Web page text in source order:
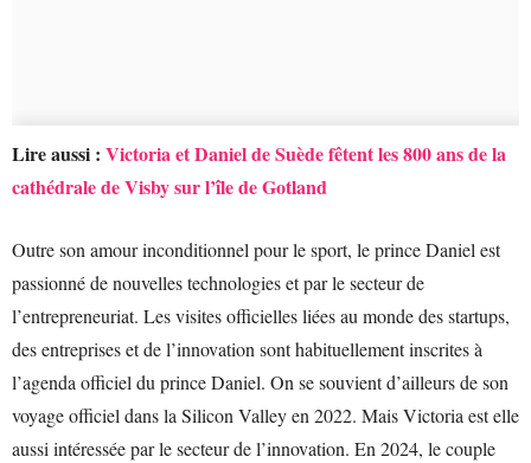
Lire aussi : Victoria et Daniel de Suède fêtent les 800 ans de la
cathédrale de Visby sur l’île de Gotland
Outre son amour inconditionnel pour le sport, le prince Daniel est
passionné de nouvelles technologies et par le secteur de
l’entrepreneuriat. Les visites officielles liées au monde des startups,
des entreprises et de l’innovation sont habituellement inscrites à
l’agenda officiel du prince Daniel. On se souvient d’ailleurs de son
voyage officiel dans la Silicon Valley en 2022. Mais Victoria est elle
aussi intéressée par le secteur de l’innovation. En 2024, le couple